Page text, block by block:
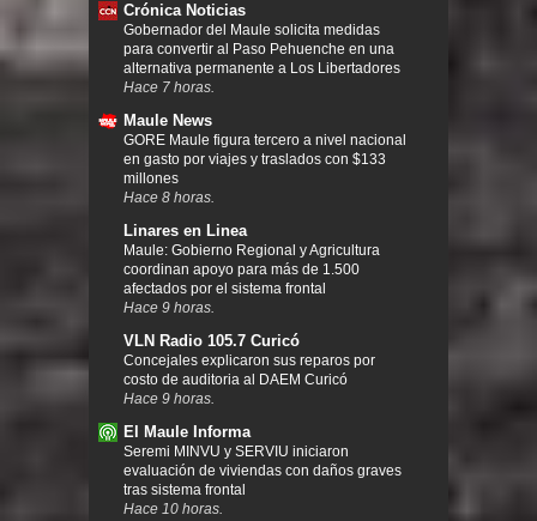
Crónica Noticias
Gobernador del Maule solicita medidas
para convertir al Paso Pehuenche en una
alternativa permanente a Los Libertadores
Hace 7 horas.
Maule News
GORE Maule figura tercero a nivel nacional
en gasto por viajes y traslados con $133
millones
Hace 8 horas.
Linares en Linea
Maule: Gobierno Regional y Agricultura
coordinan apoyo para más de 1.500
afectados por el sistema frontal
Hace 9 horas.
VLN Radio 105.7 Curicó
Concejales explicaron sus reparos por
costo de auditoria al DAEM Curicó
Hace 9 horas.
El Maule Informa
Seremi MINVU y SERVIU iniciaron
evaluación de viviendas con daños graves
tras sistema frontal
Hace 10 horas.